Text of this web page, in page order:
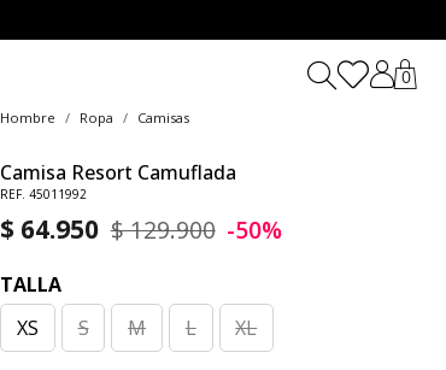
0
Hombre Ropa Camisas
Camisa Resort Camuflada
REF. 45011992
$ 64.950 $ 129.900 -50%
TALLA
XS
S M L XL